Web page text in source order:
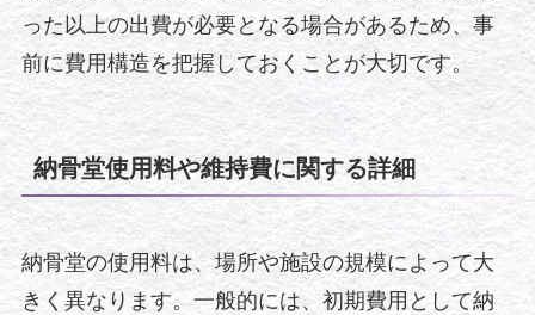
った以上の出費が必要となる場合があるため、事
前に費用構造を把握しておくことが大切です。
納骨堂使用料や維持費に関する詳細
納骨堂の使用料は、場所や施設の規模によって大
きく異なります。一般的には、初期費用として納